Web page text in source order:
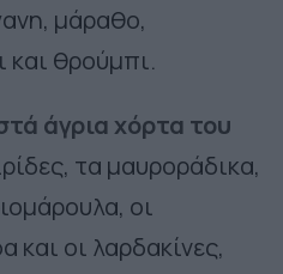
μάραθο,
και θρούμπι.
άγρια χόρτα του
τα μαυροράδικα,
οι
και οι λαρδακίνες,